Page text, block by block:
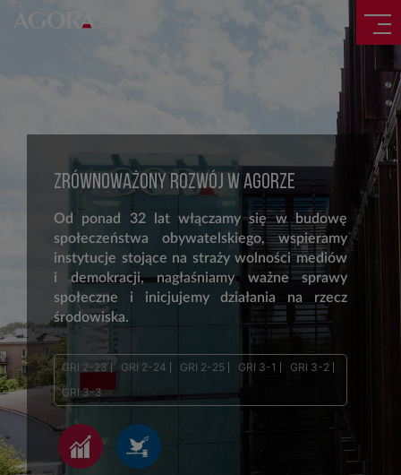
ZRÓWNOWAŻONY ROZWÓJ W AGORZE
Od ponad 32 lat włączamy się w budowę
społeczeństwa obywatelskiego, wspieramy
instytucje stojące na straży wolności mediów
i demokracji, nagłaśniamy ważne sprawy
społeczne i inicjujemy działania na rzecz
środowiska.
GRI 2-23 GRI 2-24 GRI 2-25 GRI 3-1
GRI 3-2
GRI 3-3